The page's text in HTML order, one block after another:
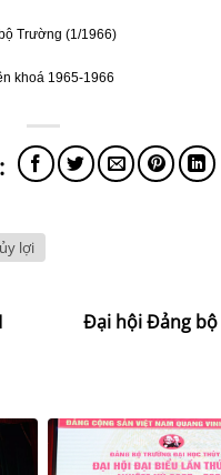
Trường (1/1966)
khoá 1965-1966
lợi
Đại hội Đảng